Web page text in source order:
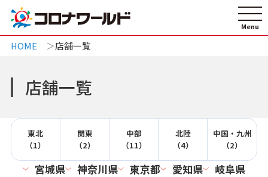
HOME 店舗一覧
店舗一覧
東北
（1）
関東
（2）
中部
（11）
北陸
（4）
中国・九州
（2）
宮城県 神奈川県 東京都 愛知県
岐阜県